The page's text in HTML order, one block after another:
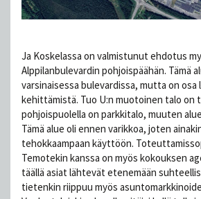
Ja Koskelassa on valmistunut ehdotus
Alppilanbulevardin pohjoispäähän. Tämä
varsinaisessa bulevardissa, mutta on osa
kehittämistä. Tuo U:n muotoinen talo on
pohjoispuolella on parkkitalo, muuten
Tämä alue oli ennen varikkoa, joten
tehokkaampaan käyttöön.
Temotekin kanssa on myös kokouksen
täällä asiat lähtevät etenemään
tietenkin riippuu myös